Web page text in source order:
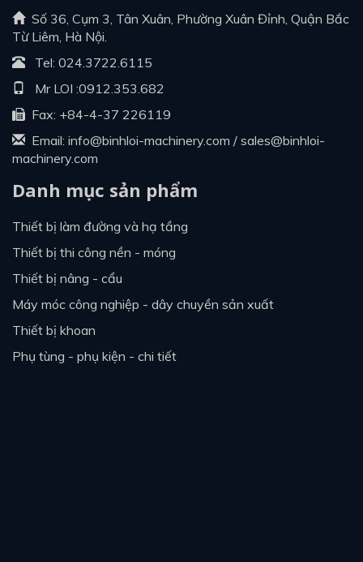
Số 36, Cụm 3, Tân Xuân, Phường Xuân Đỉnh, Quận Bắc
Từ Liêm, Hà Nội.
Tel: 024.3722.6115
Mr LOI :0912.353.682
Fax: +84-4-37 226119
Email: info@binhloi-machinery.com / sales@binhloi-
machinery.com
Danh mục sản phẩm
thiết bị làm đường và hạ tầng
thiết bị thi công nền - móng
thiết bị nâng - cẩu
máy móc công nghiệp - dây chuyền sản xuất
thiết bị khoan
phụ tùng - phụ kiện - chi tiết